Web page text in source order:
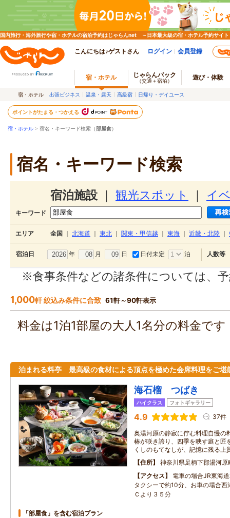
国内旅行・海外旅行や宿・ホテルの宿泊予約はじゃらんnet ～日本最大級の宿・ホテル予約サイト
こんにちは♪ゲストさん ログイン 会員登録
宿・ホテル じゃらんパック
（交通＋宿泊） 遊び・体験
宿・ホテル 出張ビジネス 温泉・露天 高級宿 日帰り・デイユース
ポイントがたまる・つかえる
宿・ホテル > 宿名・キーワード検索（部屋食）
宿名・キーワード検索
宿泊施設 観光スポット イ
キーワード
エリア 全国 北海道 東北 関東・甲信越 東海 近畿・北陸
宿泊日 年 月 日 日付未定 泊 人数等
※食事条件などの諸条件については、
1,000軒 絞込み条件に合致 61軒～90軒表示
料金は1泊1部屋の大人1名分の料金で
泊まれる料亭 最高級の食材による頂点を極めた会席料理をご堪
海石榴 つばき
ハイクラス フォトギャラリー
4.9 37件
奥湯河原の静寂に佇む料理自慢の
椿が咲き誇り、四季を映す庭と匠
くしのもてなしが、記憶に残る上
住所
神奈川県足柄下郡湯河原
アクセス
電車の場合JR東海
タクシーで約10分、お車の場合西
Ｃより３５分
「部屋食」を含む宿泊プラン